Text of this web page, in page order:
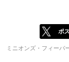
ポ
ミニオンズ・フィーバ